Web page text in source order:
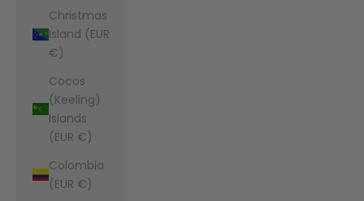
Christmas
Island (EUR
€)
Cocos
(Keeling)
Islands
(EUR €)
Colombia
(EUR €)